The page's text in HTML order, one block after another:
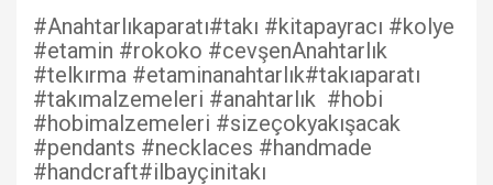
#Anahtarlıkaparatı#takı #kitapayracı #kolye
#etamin #rokoko #cevşenAnahtarlık
#telkırma #etaminanahtarlık#takıaparatı
#takımalzemeleri #anahtarlık #hobi
#hobimalzemeleri #sizeçokyakışacak
#pendants #necklaces #handmade
#handcraft#ilbayçinitakı